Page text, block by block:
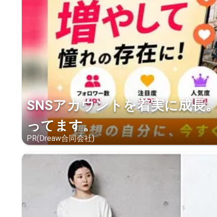
SNSアカウントを着実に成長
ってます。
PR(Dreaw合同会社)